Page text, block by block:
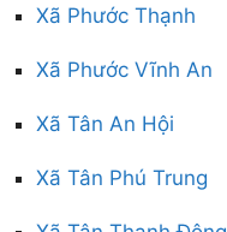
Xã Phước Thạnh
Xã Phước Vĩnh An
Xã Tân An Hội
Xã Tân Phú Trung